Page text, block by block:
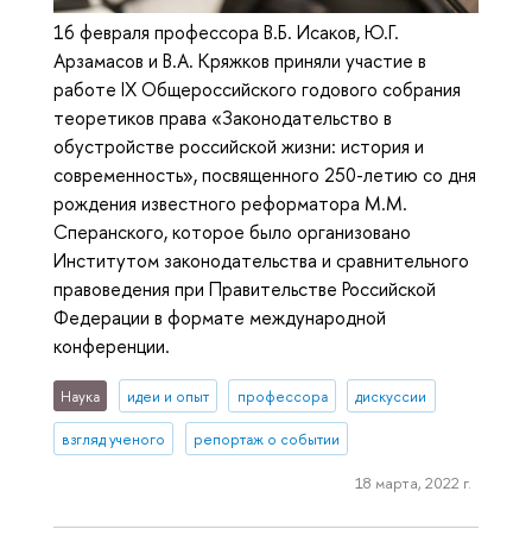
16 февраля профессора В.Б. Исаков, Ю.Г.
Арзамасов и В.А. Кряжков приняли участие в
работе IX Общероссийского годового собрания
теоретиков права «Законодательство в
обустройстве российской жизни: история и
современность», посвященного 250-летию со дня
рождения известного реформатора М.М.
Сперанского, которое было организовано
Институтом законодательства и сравнительного
правоведения при Правительстве Российской
Федерации в формате международной
конференции.
Наука идеи и опыт профессора дискуссии
взгляд ученого репортаж о событии
18 марта, 2022 г.